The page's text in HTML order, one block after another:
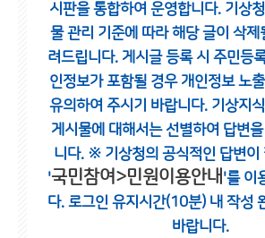
시판을 통합하여 운영합니다. 기상
물 관리 기준에 따라 해당 글이 삭제
려드립니다. 게시글 등록 시 주민등
인정보가 포함될 경우 개인정보 노
유의하여 주시기 바랍니다. 기상지
게시물에 대해서는 선별하여 답변
니다. ※ 기상청의 공식적인 답변이
'국민참여>민원이용안내 '를 이
다. 로그인 유지시간(10분) 내 작성
바랍니다.